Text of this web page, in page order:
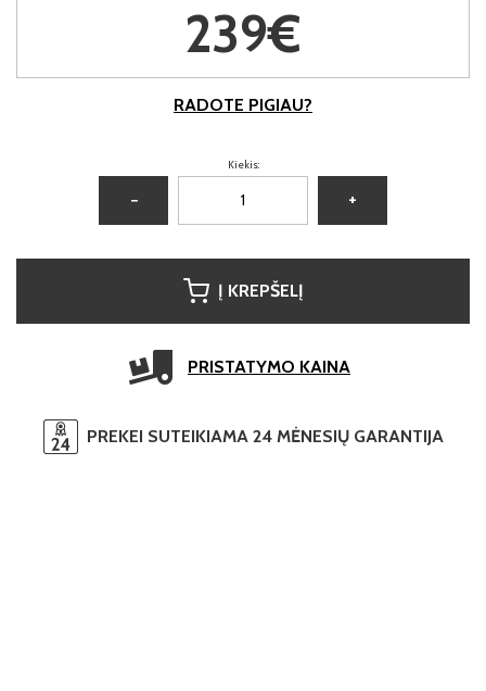
239€
RADOTE PIGIAU?
Kiekis:
− +
Į KREPŠELĮ
PRISTATYMO KAINA
PREKEI SUTEIKIAMA 24 MĖNESIŲ GARANTIJA